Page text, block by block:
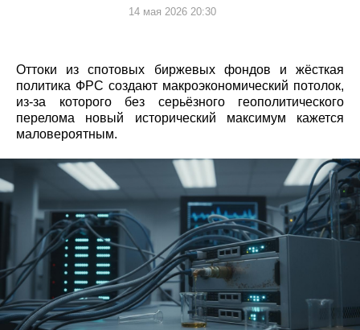
14 мая 2026 20:30
Оттоки из спотовых биржевых фондов и жёсткая
политика ФРС создают макроэкономический потолок,
из‑за которого без серьёзного геополитического
перелома новый исторический максимум кажется
маловероятным.